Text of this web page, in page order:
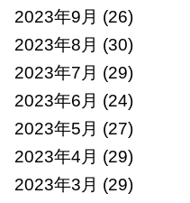
2023年9月 (26)
2023年8月 (30)
2023年7月 (29)
2023年6月 (24)
2023年5月 (27)
2023年4月 (29)
2023年3月 (29)